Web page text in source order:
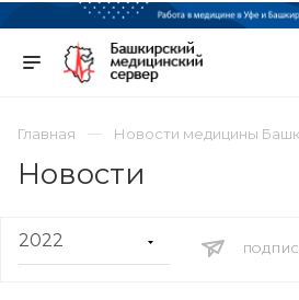
Главная Новости медицины
Новости